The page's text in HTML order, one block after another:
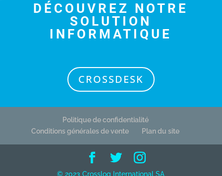
DÉCOUVREZ NOTRE
SOLUTION
INFORMATIQUE
CROSSDESK
Politique de confidentialité
Conditions générales de vente
Plan du site
© 2023 Crosslog International SA